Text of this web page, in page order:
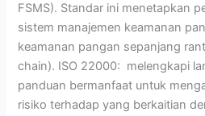
FSMS). Standar ini menetapkan
sistem manajemen keamanan
keamanan pangan sepanjang
chain). ISO 22000: melengkapi
panduan bermanfaat untuk
risiko terhadap yang berkaitian